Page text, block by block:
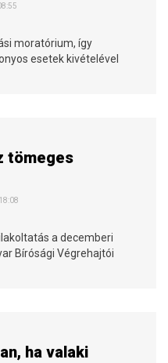
moratórium, így
esetek kivételével
tömeges
a decemberi
Bírósági Végrehajtói
ha valaki